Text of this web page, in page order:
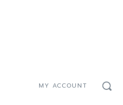
MY ACCOUNT